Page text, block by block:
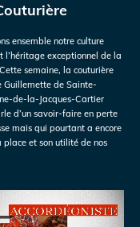
ensemble notre culture
l’héritage exceptionnel de la
semaine, la couturière
Guillemette de Sainte-
de-la-Jacques-Cartier
d’un savoir-faire en perte
mais qui pourtant a encore
place et son utilité de nos